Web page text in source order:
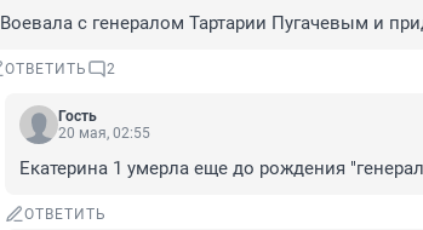
Воевала с генералом Тартарии Пугачевым и
ОТВЕТИТЬ 2
Гость
20 мая, 02:55
Екатерина 1 умерла еще до рождения
ОТВЕТИТЬ